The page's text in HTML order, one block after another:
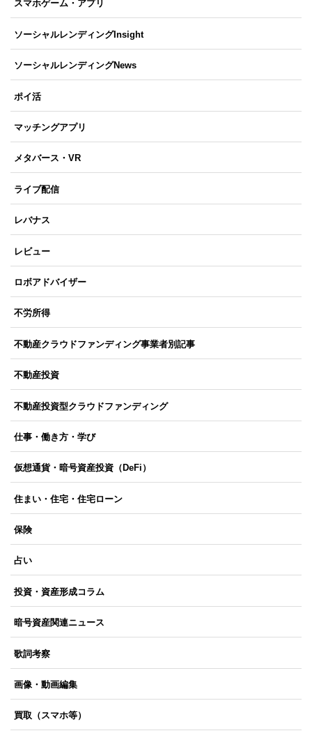
スマホゲーム・アプリ
ソーシャルレンディングInsight
ソーシャルレンディングNews
ポイ活
マッチングアプリ
メタバース・VR
ライブ配信
レバナス
レビュー
ロボアドバイザー
不労所得
不動産クラウドファンディング事業者別記事
不動産投資
不動産投資型クラウドファンディング
仕事・働き方・学び
仮想通貨・暗号資産投資（DeFi）
住まい・住宅・住宅ローン
保険
占い
投資・資産形成コラム
暗号資産関連ニュース
歌詞考察
画像・動画編集
買取（スマホ等）